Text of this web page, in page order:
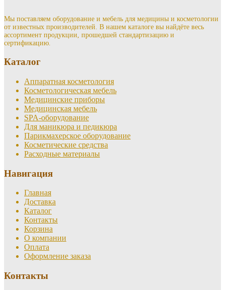
Мы поставляем оборудование и мебель для медицины и косметологии
от известных производителей. В нашем каталоге вы найдёте весь
ассортимент продукции, прошедшей стандартизацию и
сертификацию.
Каталог
Аппаратная косметология
Косметологическая мебель
Медицинские приборы
Медицинская мебель
SPA-оборудование
Для маникюра и педикюра
Парикмахерское оборудование
Косметические средства
Расходные материалы
Навигация
Главная
Доставка
Каталог
Контакты
Корзина
О компании
Оплата
Оформление заказа
Контакты